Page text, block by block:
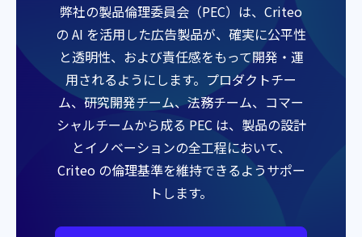
弊社の製品倫理委員会（PEC）は、Criteo
の AI を活用した広告製品が、確実に公平性
と透明性、および責任感をもって開発・運
用されるようにします。プロダクトチー
ム、研究開発チーム、法務チーム、コマー
シャルチームから成る PEC は、製品の設計
とイノベーションの全工程において、
Criteo の倫理基準を維持できるようサポー
トします。